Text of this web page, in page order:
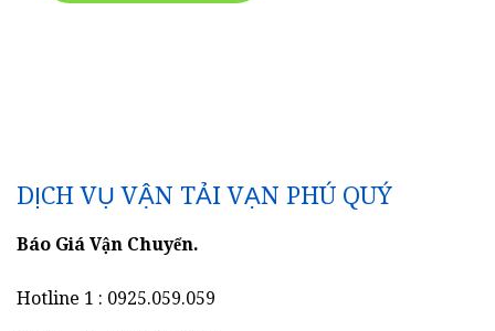
DỊCH VỤ VẬN TẢI VẠN PHÚ QUÝ
Báo Giá Vận Chuyển.
Hotline 1 : 0925.059.059